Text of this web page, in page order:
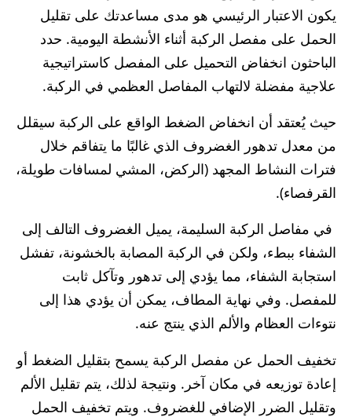
يكون الاعتبار الرئيسي هو مدى مساعدتك على تقليل
الحمل على مفصل الركبة أثناء الأنشطة اليومية. حدد
الباحثون انخفاض التحميل على المفصل كاستراتيجية
علاجية مفضلة لالتهاب المفاصل العظمي في الركبة.
حيث يُعتقد أن انخفاض الضغط الواقع على الركبة سيقلل
من معدل تدهور الغضروف الذي غالبًا ما يتفاقم خلال
فترات النشاط المجهد (الركض، المشي لمسافات طويلة،
القرفصاء).
في مفاصل الركبة السليمة، يميل الغضروف التالف إلى
الشفاء ببطء، ولكن في الركبة المصابة بالخشونة، تفشل
استجابة الشفاء، مما يؤدي إلى تدهور وتآكل ثابت
للمفصل. وفي نهاية المطاف، يمكن أن يؤدي هذا إلى
نتوءات العظام والألم الذي ينتج عنه.
تخفيف الحمل عن مفصل الركبة يسمح بتقليل الضغط أو
إعادة توزيعه في مكان آخر. ونتيجة لذلك، يتم تقليل الألم
وتقليل الضرر الإضافي للغضروف. ويتم تخفيف الحمل